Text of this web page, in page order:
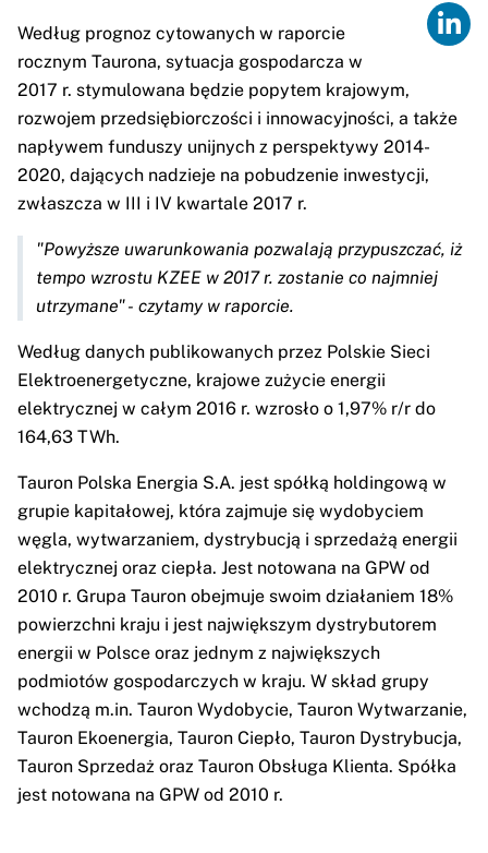
Według prognoz cytowanych w raporcie
rocznym Taurona, sytuacja gospodarcza w
2017 r. stymulowana będzie popytem krajowym,
rozwojem przedsiębiorczości i innowacyjności, a także
napływem funduszy unijnych z perspektywy 2014-
2020, dających nadzieje na pobudzenie inwestycji,
zwłaszcza w III i IV kwartale 2017 r.
"Powyższe uwarunkowania pozwalają przypuszczać, iż
tempo wzrostu KZEE w 2017 r. zostanie co najmniej
utrzymane" - czytamy w raporcie.
Według danych publikowanych przez Polskie Sieci
Elektroenergetyczne, krajowe zużycie energii
elektrycznej w całym 2016 r. wzrosło o 1,97% r/r do
164,63 TWh.
Tauron Polska Energia S.A. jest spółką holdingową w
grupie kapitałowej, która zajmuje się wydobyciem
węgla, wytwarzaniem, dystrybucją i sprzedażą energii
elektrycznej oraz ciepła. Jest notowana na GPW od
2010 r. Grupa Tauron obejmuje swoim działaniem 18%
powierzchni kraju i jest największym dystrybutorem
energii w Polsce oraz jednym z największych
podmiotów gospodarczych w kraju. W skład grupy
wchodzą m.in. Tauron Wydobycie, Tauron Wytwarzanie,
Tauron Ekoenergia, Tauron Ciepło, Tauron Dystrybucja,
Tauron Sprzedaż oraz Tauron Obsługa Klienta. Spółka
jest notowana na GPW od 2010 r.